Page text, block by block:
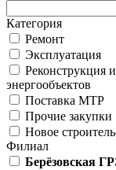
Категория
Ремонт
Эксплуатация
Реконструкция
энергообъектов
Поставка МТР
Прочие закупки
Новое
Филиал
Берёзовская